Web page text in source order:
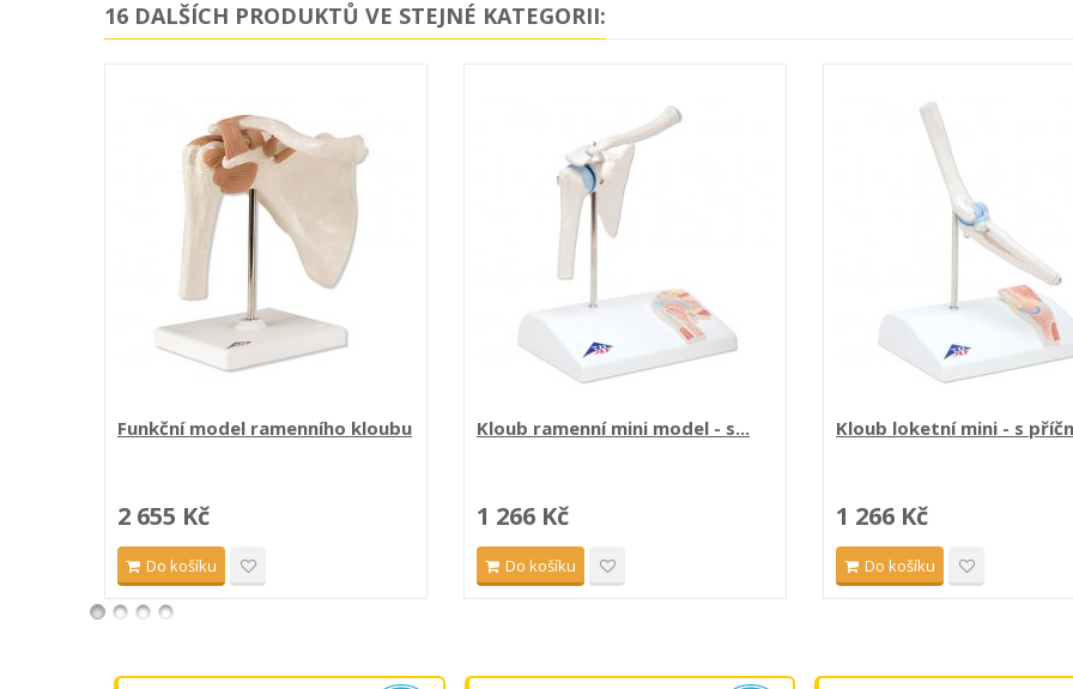
16 DALŠÍCH PRODUKTŮ VE STEJNÉ KATEGORII:
Funkční model ramenního kloubu
2 655 Kč
Do košíku
Kloub ramenní mini model - s...
1 266 Kč
Do košíku
Kloub loketní mini - s
1 266 Kč
Do košíku